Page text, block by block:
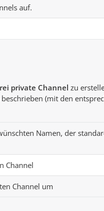
auf.
private Channel zu
(mit den
Namen, der
Channel
Channel um